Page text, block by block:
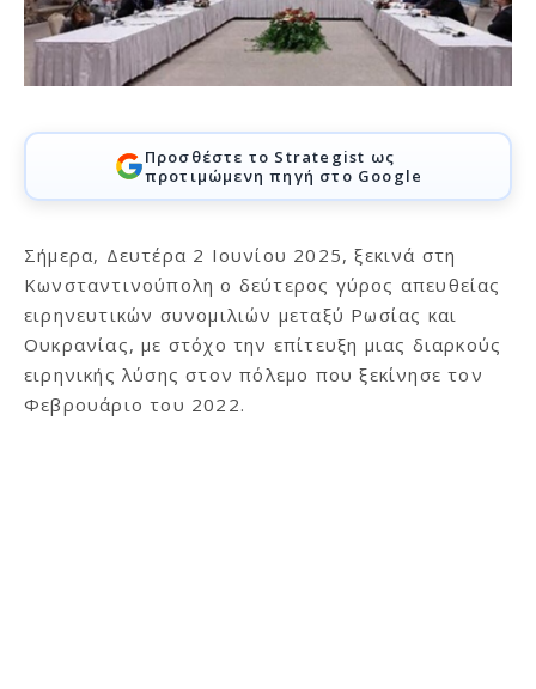
Προσθέστε το Strategist ως
προτιμώμενη πηγή στο Google
Σήμερα, Δευτέρα 2 Ιουνίου 2025, ξεκινά στη
Κωνσταντινούπολη ο δεύτερος γύρος απευθείας
ειρηνευτικών συνομιλιών μεταξύ Ρωσίας και
Ουκρανίας, με στόχο την επίτευξη μιας διαρκούς
ειρηνικής λύσης στον πόλεμο που ξεκίνησε τον
Φεβρουάριο του 2022.